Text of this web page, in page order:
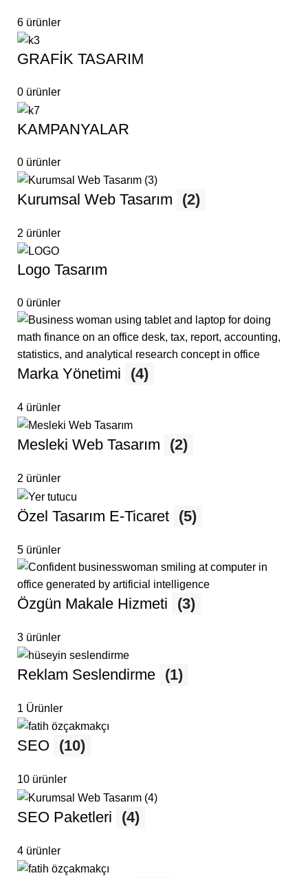
6 ürünler
GRAFİK TASARIM
0 ürünler
KAMPANYALAR
0 ürünler
Kurumsal Web Tasarım (2)
2 ürünler
Logo Tasarım
0 ürünler
Marka Yönetimi (4)
4 ürünler
Mesleki Web Tasarım (2)
2 ürünler
Özel Tasarım E-Ticaret (5)
5 ürünler
Özgün Makale Hizmeti (3)
3 ürünler
Reklam Seslendirme (1)
1 Ürünler
SEO (10)
10 ürünler
SEO Paketleri (4)
4 ürünler